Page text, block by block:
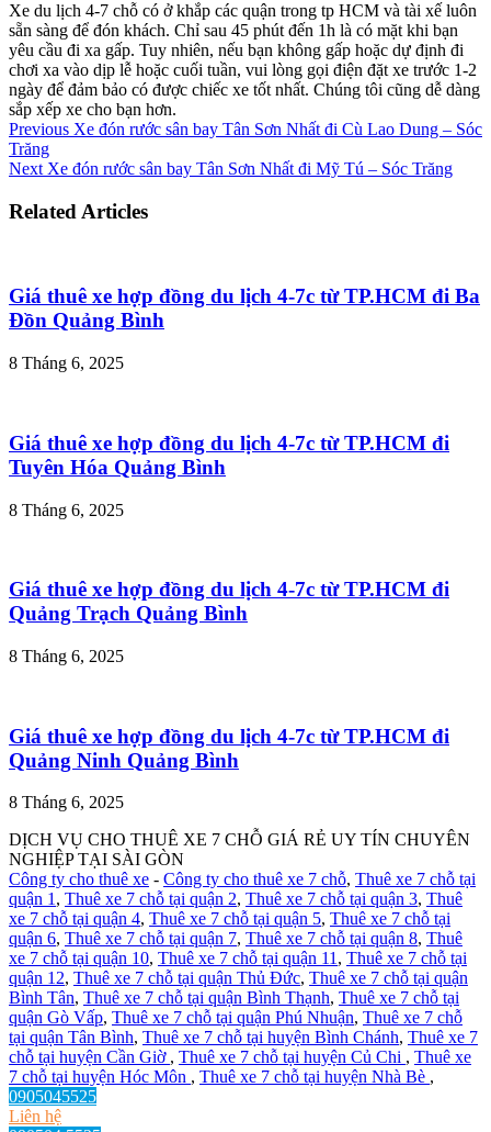
Xe du lịch 4-7 chỗ có ở khắp các quận trong tp HCM và tài xế luôn
sẵn sàng để đón khách. Chỉ sau 45 phút đến 1h là có mặt khi bạn
yêu cầu đi xa gấp. Tuy nhiên, nếu bạn không gấp hoặc dự định đi
chơi xa vào dịp lễ hoặc cuối tuần, vui lòng gọi điện đặt xe trước 1-2
ngày để đảm bảo có được chiếc xe tốt nhất. Chúng tôi cũng dễ dàng
sắp xếp xe cho bạn hơn.
Previous Xe đón rước sân bay Tân Sơn Nhất đi Cù Lao Dung – Sóc
Trăng
Next Xe đón rước sân bay Tân Sơn Nhất đi Mỹ Tú – Sóc Trăng
Related Articles
Giá thuê xe hợp đồng du lịch 4-7c từ TP.HCM đi Ba
Đồn Quảng Bình
8 Tháng 6, 2025
Giá thuê xe hợp đồng du lịch 4-7c từ TP.HCM đi
Tuyên Hóa Quảng Bình
8 Tháng 6, 2025
Giá thuê xe hợp đồng du lịch 4-7c từ TP.HCM đi
Quảng Trạch Quảng Bình
8 Tháng 6, 2025
Giá thuê xe hợp đồng du lịch 4-7c từ TP.HCM đi
Quảng Ninh Quảng Bình
8 Tháng 6, 2025
DỊCH VỤ CHO THUÊ XE 7 CHỖ GIÁ RẺ UY TÍN CHUYÊN
NGHIỆP TẠI SÀI GÒN
Công ty cho thuê xe - Công ty cho thuê xe 7 chỗ, Thuê xe 7 chỗ tại
quận 1, Thuê xe 7 chỗ tại quận 2, Thuê xe 7 chỗ tại quận 3, Thuê
xe 7 chỗ tại quận 4, Thuê xe 7 chỗ tại quận 5, Thuê xe 7 chỗ tại
quận 6, Thuê xe 7 chỗ tại quận 7, Thuê xe 7 chỗ tại quận 8, Thuê
xe 7 chỗ tại quận 10, Thuê xe 7 chỗ tại quận 11, Thuê xe 7 chỗ tại
quận 12, Thuê xe 7 chỗ tại quận Thủ Đức, Thuê xe 7 chỗ tại quận
Bình Tân, Thuê xe 7 chỗ tại quận Bình Thạnh, Thuê xe 7 chỗ tại
quận Gò Vấp, Thuê xe 7 chỗ tại quận Phú Nhuận, Thuê xe 7 chỗ
tại quận Tân Bình, Thuê xe 7 chỗ tại huyện Bình Chánh, Thuê xe 7
chỗ tại huyện Cần Giờ , Thuê xe 7 chỗ tại huyện Củ Chi , Thuê xe
7 chỗ tại huyện Hóc Môn , Thuê xe 7 chỗ tại huyện Nhà Bè ,
0905045525
Liên hệ